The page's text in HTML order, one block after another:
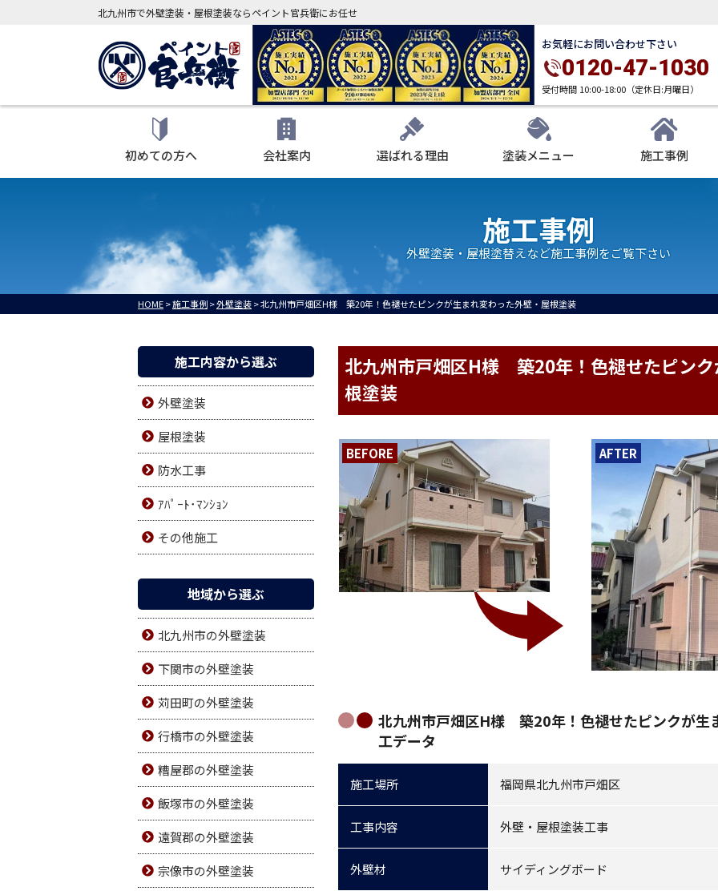
北九州市で外壁塗装・屋根塗装ならペイント官兵衛にお任せ
お気軽にお問い合わせ下さい
0120-47-1030
受付時間 10:00-18:00（定休日:月曜日）
初めての方へ 会社案内 選ばれる理由 塗装メニュー 施工事例
施工事例
外壁塗装・屋根塗替えなど施工事例をご覧下さい
HOME>施工事例>外壁塗装>北九州市戸畑区H様 築20年！色褪せたピンクが生まれ変わった外壁・屋根塗装
北九州市戸畑区H様 築20年！色褪せたピン
根塗装
AFTER
BEFORE
北九州市戸畑区H様 築20年！色褪せたピンクが
工データ
施工場所 福岡県北九州市戸畑区
工事内容 外壁・屋根塗装工事
外壁材 サイディングボード
施工内容から選ぶ
外壁塗装
屋根塗装
防水工事
ｱﾊﾟｰﾄ･ﾏﾝｼｮﾝ
その他施工
地域から選ぶ
北九州市の外壁塗装
下関市の外壁塗装
苅田町の外壁塗装
行橋市の外壁塗装
糟屋郡の外壁塗装
飯塚市の外壁塗装
遠賀郡の外壁塗装
宗像市の外壁塗装